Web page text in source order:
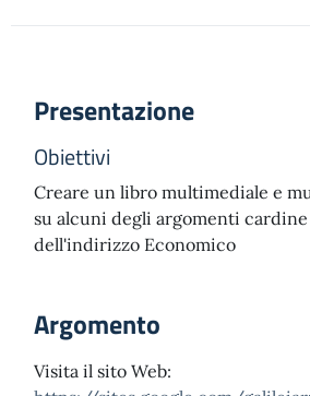
Presentazione
Obiettivi
Creare un libro multimediale e
su alcuni degli argomenti
dell'indirizzo Economico
Argomento
Visita il sito Web: